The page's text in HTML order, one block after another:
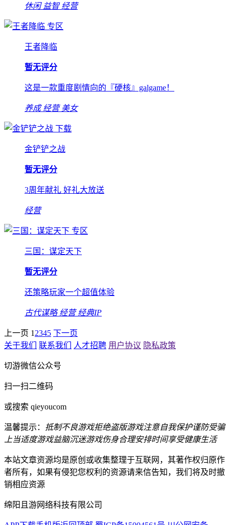
休闲 益智 经营
专区
王者降临
暂无评分
这是一款重度剧情向的『硬核』galgame！
养成 经营 美女
下载
金铲铲之战
暂无评分
3周年献礼 好礼大放送
经营
专区
三国：谋定天下
暂无评分
还策略玩家一个超值体验
古代谋略 经营 经典IP
上一页 1 2345 下一页
关于我们
联系我们 人才招聘 用户协议 隐私政策
切游微信公众号
扫一扫二维码
或搜索 qieyoucom
温馨提示： 抵制不良游戏拒绝盗版游戏注意自我保护谨防受骗
上当适度游戏益脑沉迷游戏伤身合理安排时间享受健康生活
本站文章资源均是原创或收集整理于互联网，其著作权归原作
者所有，如果有侵犯您权利的资源请来信告知，我们将及时撤
销相应资源
绵阳且游网络科技有限公司